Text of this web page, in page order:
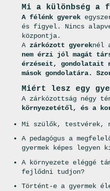
Mi a különbség a
A félénk gyerek
és figyel. Nincs
központja.
A zárkózott gyereknél
nem érzi jól magát
érzéseit, gondolatait
mások gondolatára.
Miért lesz egy
A zárkózottság négy
környezetétől, és a
Mi szülők, testvérek,
A pedagógus a
gyermek képes legyen
A környezete eléggé
fejlődni tudjon?
Történt-e a gyermek